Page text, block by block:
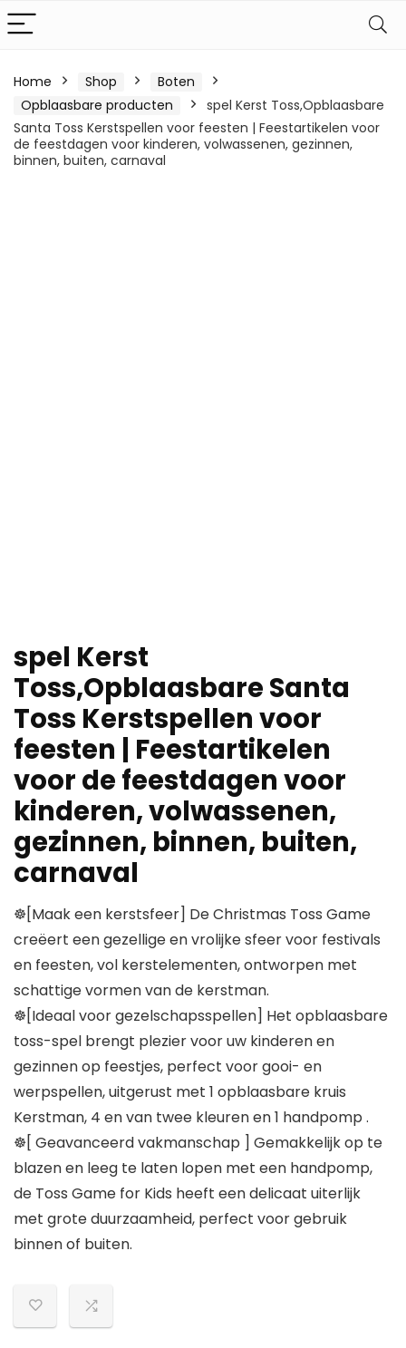
Home Shop
Boten
Opblaasbare producten
spel Kerst Toss,Opblaasbare
Santa Toss Kerstspellen voor feesten | Feestartikelen voor
de feestdagen voor kinderen, volwassenen, gezinnen,
binnen, buiten, carnaval
spel Kerst
Toss,Opblaasbare Santa
Toss Kerstspellen voor
feesten | Feestartikelen
voor de feestdagen voor
kinderen, volwassenen,
gezinnen, binnen, buiten,
carnaval
☸[Maak een kerstsfeer] De Christmas Toss Game
creëert een gezellige en vrolijke sfeer voor festivals
en feesten, vol kerstelementen, ontworpen met
schattige vormen van de kerstman.
☸[Ideaal voor gezelschapsspellen] Het opblaasbare
toss-spel brengt plezier voor uw kinderen en
gezinnen op feestjes, perfect voor gooi- en
werpspellen, uitgerust met 1 opblaasbare kruis
Kerstman, 4 en van twee kleuren en 1 handpomp .
☸[ Geavanceerd vakmanschap ] Gemakkelijk op te
blazen en leeg te laten lopen met een handpomp,
de Toss Game for Kids heeft een delicaat uiterlijk
met grote duurzaamheid, perfect voor gebruik
binnen of buiten.